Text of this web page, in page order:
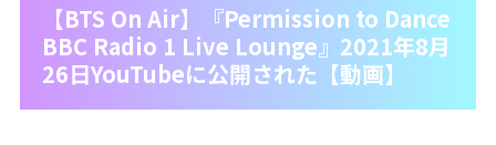
【BTS On Air】『Permission to Dance
BBC Radio 1 Live Lounge』2021年8月
26日YouTubeに公開された【動画】